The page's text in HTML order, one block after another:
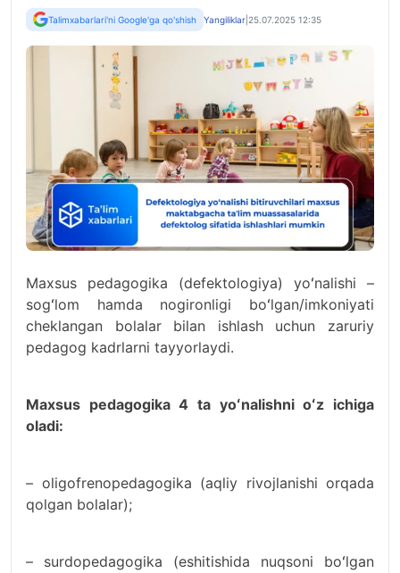
Talimxabarlari'ni Google'ga qo'shish Yangiliklar 25.07.2025 12:35
Maxsus pedagogika (defektologiya) yoʻnalishi –
sogʻlom hamda nogironligi boʻlgan/imkoniyati
cheklangan bolalar bilan ishlash uchun zaruriy
pedagog kadrlarni tayyorlaydi.
Maxsus pedagogika 4 ta yoʻnalishni oʻz ichiga
oladi:
– oligofrenopedagogika (aqliy rivojlanishi orqada
qolgan bolalar);
– surdopedagogika (eshitishida nuqsoni boʻlgan